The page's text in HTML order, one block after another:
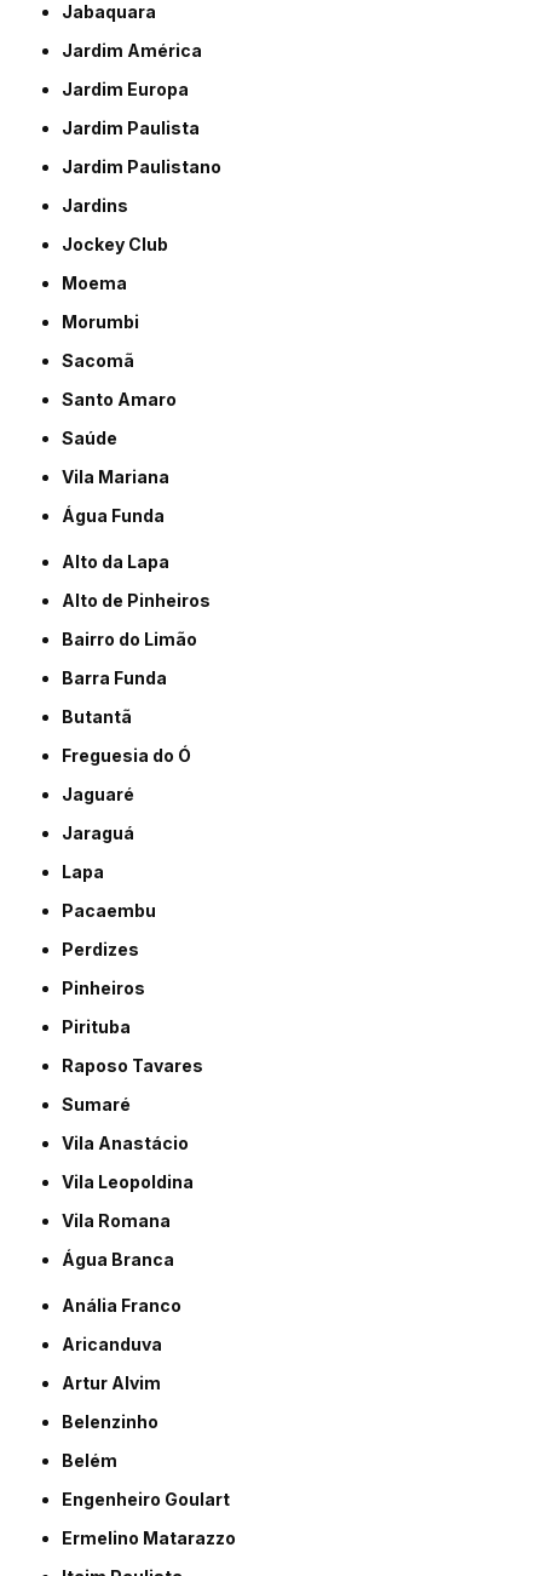
Jabaquara
Jardim América
Jardim Europa
Jardim Paulista
Jardim Paulistano
Jardins
Jockey Club
Moema
Morumbi
Sacomã
Santo Amaro
Saúde
Vila Mariana
Água Funda
Alto da Lapa
Alto de Pinheiros
Bairro do Limão
Barra Funda
Butantã
Freguesia do Ó
Jaguaré
Jaraguá
Lapa
Pacaembu
Perdizes
Pinheiros
Pirituba
Raposo Tavares
Sumaré
Vila Anastácio
Vila Leopoldina
Vila Romana
Água Branca
Anália Franco
Aricanduva
Artur Alvim
Belenzinho
Belém
Engenheiro Goulart
Ermelino Matarazzo